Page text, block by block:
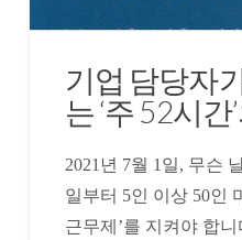
기업 담당자
는 ‘주 52시
2021년 7월 1일, 무슨
일부터 5인 이상 50인
근무제’를 지켜야 합